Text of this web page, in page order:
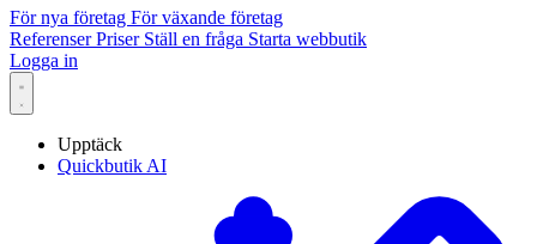
För nya företag För växande företag
ReferenserPriser Ställ en fråga Starta webbutik
Logga in
Upptäck
Quickbutik AI